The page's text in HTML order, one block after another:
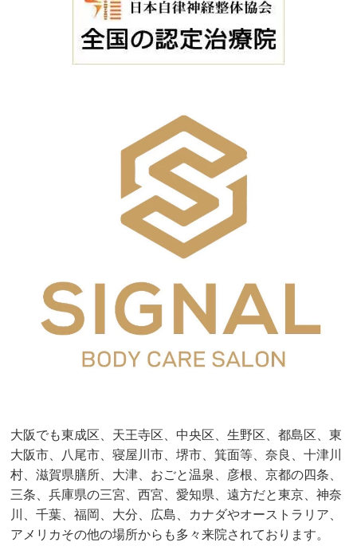
大阪でも東成区、天王寺区、中央区、生野区、都島区、東
大阪市、八尾市、寝屋川市、堺市、箕面等、奈良、十津川
村、滋賀県膳所、大津、おごと温泉、彦根、京都の四条、
三条、兵庫県の三宮、西宮、愛知県、遠方だと東京、神奈
川、千葉、福岡、大分、広島、カナダやオーストラリア、
アメリカその他の場所からも多々来院されております。